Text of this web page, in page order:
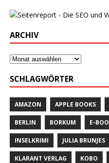
ARCHIV
SCHLAGWÖRTER
AMAZON APPLE BOOKS
BERLIN BORKUM E-
INSELKRIMI JULIA BRUNJES
KLARANT VERLAG KOBO